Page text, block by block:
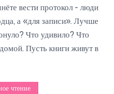
вести протокол - люди
а «для записи». Лучше
Что удивило? Что
Пусть книги живут в
чтение